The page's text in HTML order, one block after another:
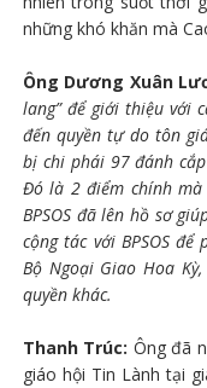
những khó khăn mà
Ông Dương Xuân
lang” để giới thiệu với
đến quyền tự do tôn
bị chi phái 97 đánh
Đó là 2 điểm chính
BPSOS đã lên hồ sơ
cộng tác với BPSOS
Bộ Ngoại Giao Hoa
quyền khác.
Thanh Trúc: Ông đã
giáo hội Tin Lành tại